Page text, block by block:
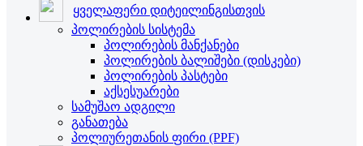
ყველაფერი დიტეილინგისთვის
პოლირების სისტემა
პოლირების მანქანები
პოლირების ბალიშები (დისკები)
პოლირების პასტები
აქსესუარები
სამუშაო ადგილი
განათება
პოლიურეთანის ფირი (PPF)